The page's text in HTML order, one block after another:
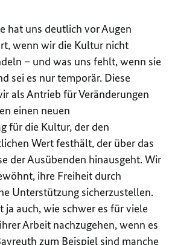
hat uns deutlich vor Augen
wenn wir die Kultur nicht
– und was uns fehlt, wenn sie
sei es nur temporär. Diese
als Antrieb für Veränderungen
einen neuen
für die Kultur, der den
Wert festhält, der über das
der Ausübenden hinausgeht. Wir
ihre Freiheit durch
Unterstützung sicherzustellen.
ja auch, wie schwer es für viele
Arbeit nachzugehen, wenn es
zum Beispiel sind manche